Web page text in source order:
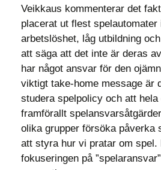
Veikkaus kommenterar det
placerat ut flest spelautomater
arbetslöshet, låg utbildning
att säga att det inte är deras
har något ansvar för den
viktigt take-home message är
studera spelpolicy och att
framförallt
olika grupper försöka påverka
att styra hur vi pratar om spel.
fokuseringen på